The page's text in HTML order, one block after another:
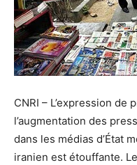
CNRI – L’expression
l’augmentation des
dans les médias d’État
iranien est étouffante.